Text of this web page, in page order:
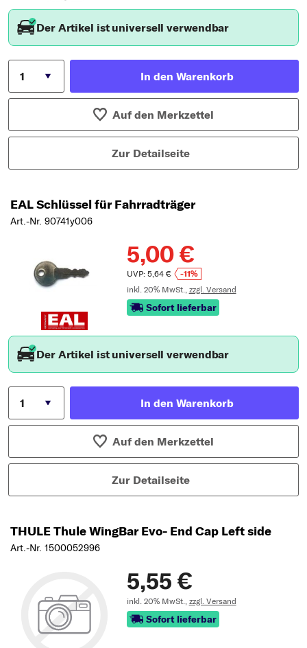
Der Artikel ist universell verwendbar
In den Warenkorb
Auf den Merkzettel
Zur Detailseite
EAL Schlüssel für Fahrradträger
Art.-Nr. 90741y006
5,00 €
UVP: 5,64 €
-11%
inkl. 20% MwSt., zzgl. Versand
Sofort lieferbar
Der Artikel ist universell verwendbar
In den Warenkorb
Auf den Merkzettel
Zur Detailseite
THULE Thule WingBar Evo- End Cap Left side
Art.-Nr. 1500052996
5,55 €
inkl. 20% MwSt., zzgl. Versand
Sofort lieferbar